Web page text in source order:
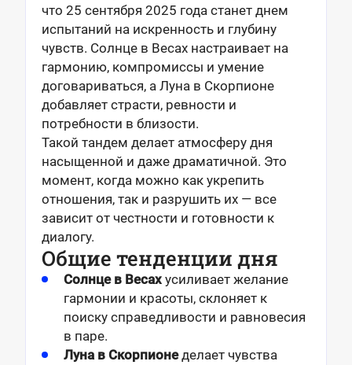
что 25 сентября 2025 года станет днем
испытаний на искренность и глубину
чувств. Солнце в Весах настраивает на
гармонию, компромиссы и умение
договариваться, а Луна в Скорпионе
добавляет страсти, ревности и
потребности в близости.
Такой тандем делает атмосферу дня
насыщенной и даже драматичной. Это
момент, когда можно как укрепить
отношения, так и разрушить их — все
зависит от честности и готовности к
диалогу.
Общие тенденции дня
Солнце в Весах усиливает желание
гармонии и красоты, склоняет к
поиску справедливости и равновесия
в паре.
Луна в Скорпионеделает чувства